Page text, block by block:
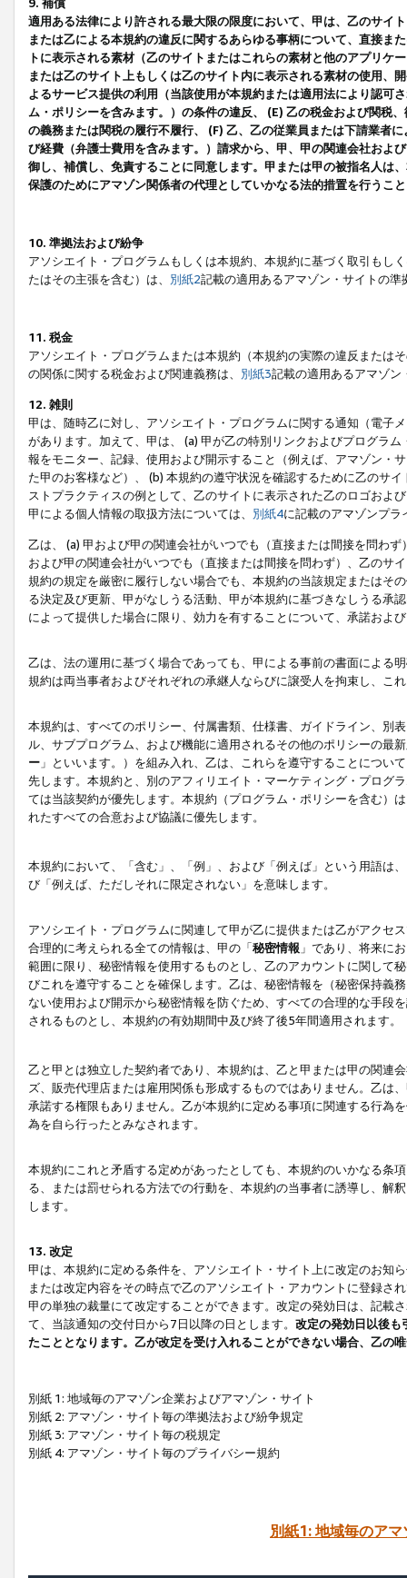
9. 補償
適用ある法律により許される最大限の限度において、甲は、乙のサイ
または乙による本規約の違反に関するあらゆる事柄について、直接ま
トに表示される素材（乙のサイトまたはこれらの素材と他のアプリ
または乙のサイト上もしくは乙のサイト内に表示される素材の使用、
よるサービス提供の利用（当該使用が本規約または適用法により認可
ム・ポリシーを含みます。）の条件の違反、 (E) 乙の税金および関税
の義務または関税の履行不履行、 (F) 乙、乙の従業員または下請業者
び経費（弁護士費用を含みます。）請求から、甲、甲の関連会社およ
御し、補償し、免責することに同意します。甲または甲の被指名人は
保護のためにアマゾン関係者の代理としていかなる法的措置を行うこ
10. 準拠法および紛争
アソシエイト・プログラムもしくは本規約、本規約に基づく取引もし
たはその主張を含む）は、 別紙2記載の適用あるアマゾン・サイトの
11. 税金
アソシエイト・プログラムまたは本規約（本規約の実際の違反または
の関係に関する税金および関連義務は、 別紙3記載の適用あるアマゾン
12. 雑則
甲は、随時乙に対し、アソシエイト・プログラムに関する通知（電子
があります。加えて、甲は、 (a) 甲が乙の特別リンクおよびプログラ
報をモニター、記録、使用および開示すること（例えば、アマゾン・
た甲のお客様など）、 (b) 本規約の遵守状況を確認するために乙のサ
ストプラクティスの例として、乙のサイトに表示された乙のロゴおよ
甲による個人情報の取扱方法については、 別紙4に記載のアマゾンプ
乙は、 (a) 甲および甲の関連会社がいつでも（直接または間接を問わ
および甲の関連会社がいつでも（直接または間接を問わず）、乙のサ
規約の規定を厳密に履行しない場合でも、本規約の当該規定またはそ
る決定及び更新、甲がなしうる活動、甲が本規約に基づきなしうる承
によって提供した場合に限り、効力を有することについて、承諾およ
乙は、法の運用に基づく場合であっても、甲による事前の書面による
規約は両当事者およびそれぞれの承継人ならびに譲受人を拘束し、こ
本規約は、すべてのポリシー、付属書類、仕様書、ガイドライン、別
ル、サブプログラム、および機能に適用されるその他のポリシーの最
ー 」といいます。）を組み入れ、乙は、これらを遵守することにつ
先します。本規約と、別のアフィリエイト・マーケティング・プログ
ては当該契約が優先します。本規約（プログラム・ポリシーを含む）
れたすべての合意および協議に優先します。
本規約において、「含む」、「例」、および「例えば」という用語は
び「例えば、ただしそれに限定されない」を意味します。
アソシエイト・プログラムに関連して甲が乙に提供または乙がアクセ
合理的に考えられる全ての情報は、甲の「秘密情報 」であり、将来に
範囲に限り、秘密情報を使用するものとし、乙のアカウントに関して
びこれを遵守することを確保します。乙は、秘密情報を（秘密保持義
ない使用および開示から秘密情報を防ぐため、すべての合理的な手段
されるものとし、本規約の有効期間中及び終了後5年間適用されます。
乙と甲とは独立した契約者であり、本規約は、乙と甲または甲の関連
ズ、販売代理店または雇用関係も形成するものではありません。乙は
承諾する権限もありません。乙が本規約に定める事項に関連する行為
為を自ら行ったとみなされます。
本規約にこれと矛盾する定めがあったとしても、本規約のいかなる条
る、または罰せられる方法での行動を、本規約の当事者に誘導し、解
します。
13. 改定
甲は、本規約に定める条件を、アソシエイト・サイト上に改定のお知
または改定内容をその時点で乙のアソシエイト・アカウントに登録さ
甲の単独の裁量にて改定することができます。改定の発効日は、記載
て、当該通知の交付日から7日以降の日とします。 改定の発効日以後も
たこととなります。乙が改定を受け入れることができない場合、乙の
別紙 1: 地域毎のアマゾン企業およびアマゾン・サイト
別紙 2: アマゾン・サイト毎の準拠法および紛争規定
別紙 3: アマゾン・サイト毎の税規定
別紙 4: アマゾン・サイト毎のプライバシー規約
別紙1: 地域毎のア